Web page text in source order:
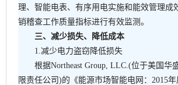
理、智能电表、有序用电实施和能效管理成
销稽查工作质量指标进行有效监测。
三、减少损失、降低成本
1.减少电力盗窃降低损失
根据Northeast Group, LLC.(位于美国华
限责任公司)的《能源市场智能电网：2015年